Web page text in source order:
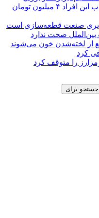
سرپرستان خانوار بخوانند/ حساب این افراد ۴ میلیون تومان
صنعت قطعه‌سازی است
از لخته‌شدن خون می‌شوند
کرد
جستجو برای